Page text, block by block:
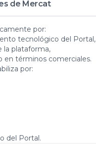
de Mercat
por:
tecnológico del Portal,
la plataforma,
en términos comerciales.
por:
del Portal.